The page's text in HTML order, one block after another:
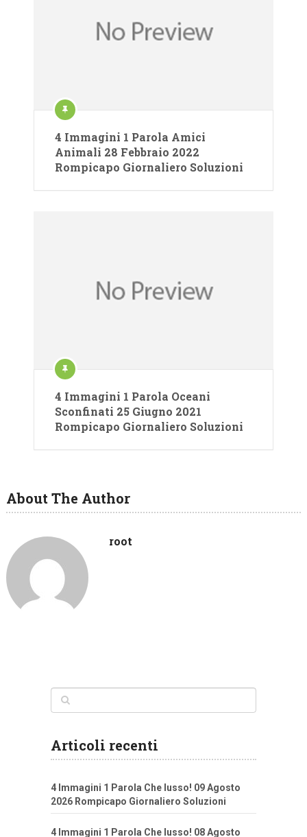
4 Immagini 1 Parola Amici
Animali 28 Febbraio 2022
Rompicapo Giornaliero Soluzioni
4 Immagini 1 Parola Oceani
Sconfinati 25 Giugno 2021
Rompicapo Giornaliero Soluzioni
About The Author
root
Articoli recenti
4 Immagini 1 Parola Che lusso! 09 Agosto
2026 Rompicapo Giornaliero Soluzioni
4 Immagini 1 Parola Che lusso! 08 Agosto